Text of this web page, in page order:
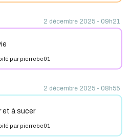
2 décembre 2025 - 09h21
par pierrebe01
2 décembre 2025 - 08h55
et à sucer
par pierrebe01